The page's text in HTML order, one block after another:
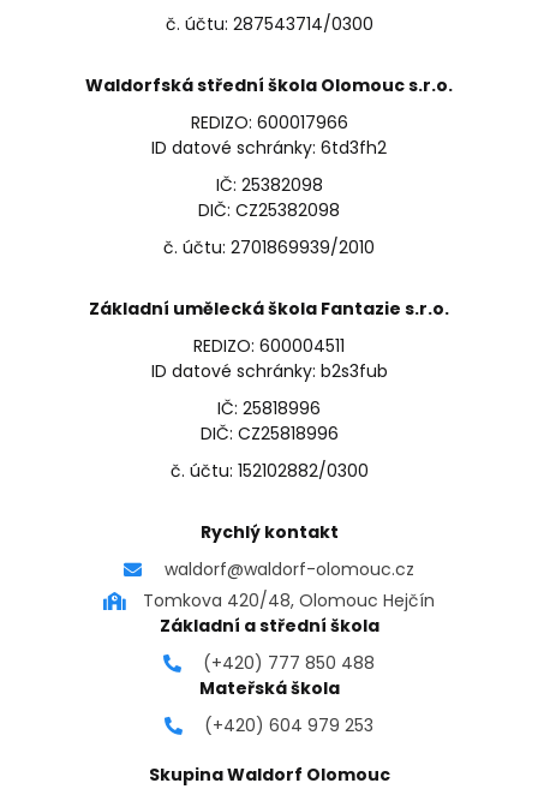
č. účtu: 287543714/0300
Waldorfská střední škola Olomouc s.r.o.
REDIZO: 600017966
ID datové schránky: 6td3fh2
IČ: 25382098
DIČ: CZ25382098
č. účtu: 2701869939/2010
Základní umělecká škola Fantazie s.r.o.
REDIZO: 600004511
ID datové schránky: b2s3fub
IČ: 25818996
DIČ: CZ25818996
č. účtu: 152102882/0300
Rychlý kontakt
waldorf@waldorf-olomouc.cz
Tomkova 420/48, Olomouc Hejčín
Základní a střední škola
(+420) 777 850 488
Mateřská škola
(+420) 604 979 253
Skupina Waldorf Olomouc